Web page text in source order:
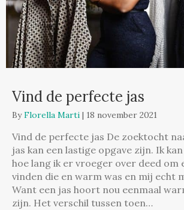
Vind de perfecte jas
ByFlorella Marti | 18 november 2021
Vind de perfecte jas De zoektocht
jas kan een lastige opgave zijn. Ik
hoe lang ik er vroeger over deed om
vinden die en warm was en mij echt
Want een jas hoort nou eenmaal
zijn. Het verschil tussen toen…